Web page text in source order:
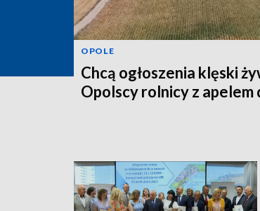
OPOLE
Chcą ogłoszenia klęski
Opolscy rolnicy z apelem